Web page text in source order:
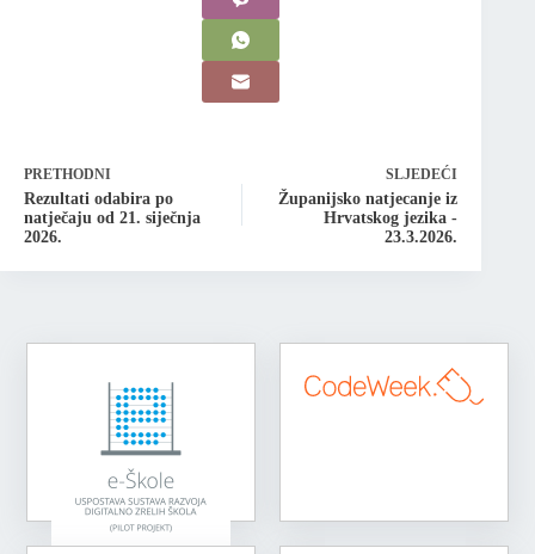
PRETHODNI
Rezultati odabira po
natječaju od 21. siječnja
2026.
SLJEDEĆI
Županijsko natjecanje iz
Hrvatskog jezika -
23.3.2026.